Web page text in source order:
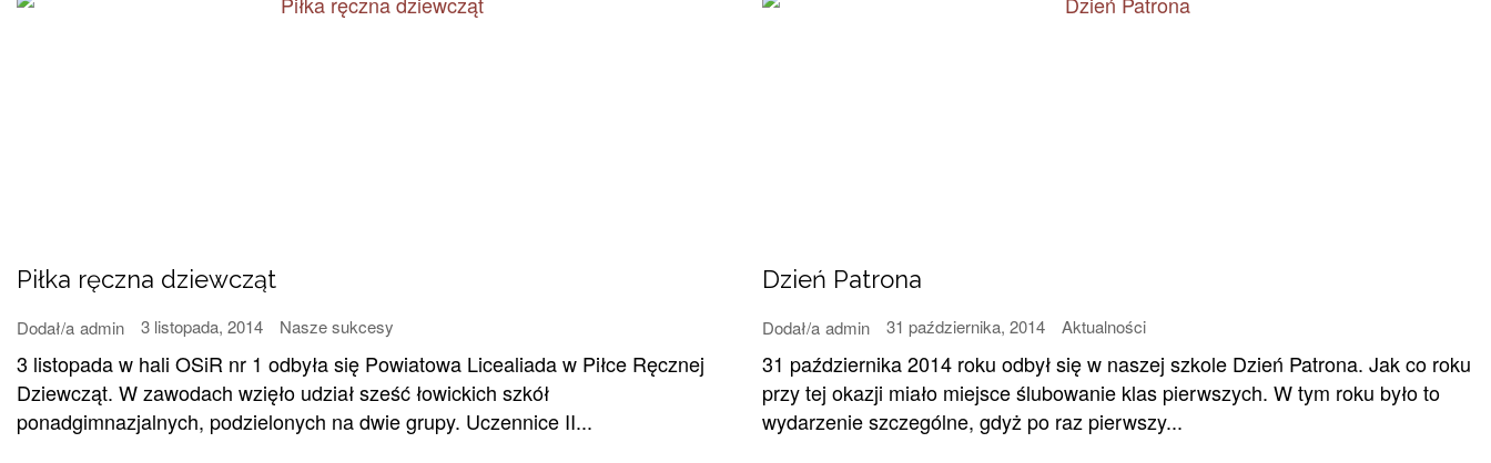
Piłka ręczna dziewcząt
Dodał/a admin 3 listopada, 2014 Nasze sukcesy
3 listopada w hali OSiR nr 1 odbyła się Powiatowa Licealiada w Piłce Ręcznej
Dziewcząt. W zawodach wzięło udział sześć łowickich szkół
ponadgimnazjalnych, podzielonych na dwie grupy. Uczennice II...
Dzień Patrona
Dodał/a admin 31 października, 2014 Aktualności
31 października 2014 roku odbył się w naszej szkole Dzień Patrona. Jak co roku
przy tej okazji miało miejsce ślubowanie klas pierwszych. W tym roku było to
wydarzenie szczególne, gdyż po raz pierwszy...